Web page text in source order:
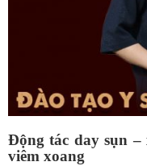
Động tác day sụn
viêm xoang